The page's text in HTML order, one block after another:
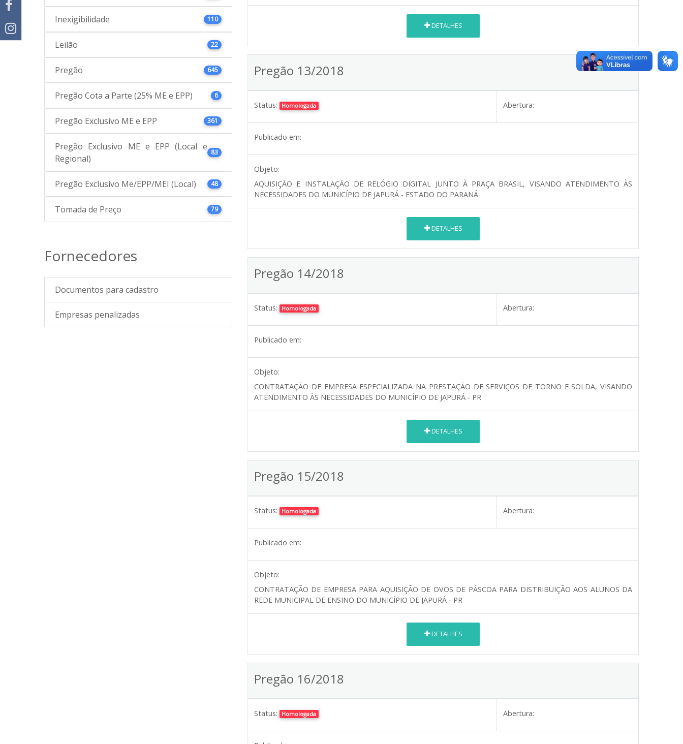
Inexigibilidade 110
Leilão 22
Pregão 645
Pregão Cota a Parte (25% ME e EPP) 6
Pregão Exclusivo ME e EPP 361
Pregão Exclusivo ME e EPP (Local e
Regional)
83
Pregão Exclusivo Me/EPP/MEI (Local) 48
Tomada de Preço 79
Fornecedores
Documentos para cadastro
Empresas penalizadas
DETALHES
Pregão 13/2018
Status: Homologada Abertura:
Publicado em:
Objeto:
AQUISIÇÃO E INSTALAÇÃO DE RELÓGIO DIGITAL JUNTO À PRAÇA BRASIL, VISANDO ATENDIMENTO ÀS
NECESSIDADES DO MUNICÍPIO DE JAPURÁ - ESTADO DO PARANÁ
DETALHES
Pregão 14/2018
Status: Homologada Abertura:
Publicado em:
Objeto:
CONTRATAÇÃO DE EMPRESA ESPECIALIZADA NA PRESTAÇÃO DE SERVIÇOS DE TORNO E SOLDA, VISANDO
ATENDIMENTO ÀS NECESSIDADES DO MUNICÍPIO DE JAPURÁ - PR
DETALHES
Pregão 15/2018
Status: Homologada Abertura:
Publicado em:
Objeto:
CONTRATAÇÃO DE EMPRESA PARA AQUISIÇÃO DE OVOS DE PÁSCOA PARA DISTRIBUIÇÃO AOS ALUNOS DA
REDE MUNICIPAL DE ENSINO DO MUNICÍPIO DE JAPURÁ - PR
DETALHES
Pregão 16/2018
Status: Homologada Abertura: